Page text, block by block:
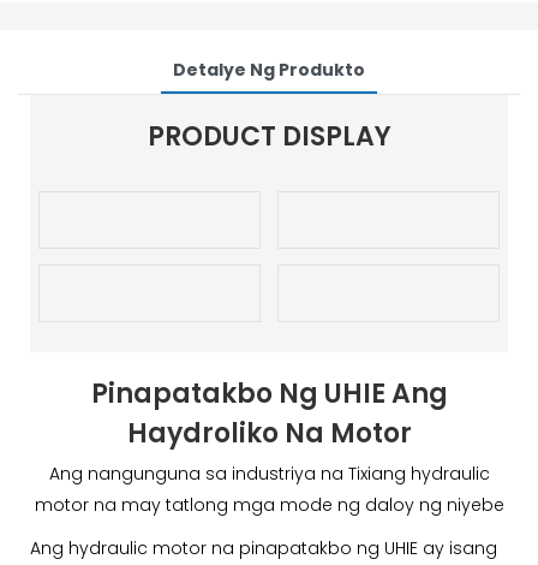
Detalye Ng Produkto
PRODUCT DISPLAY
Pinapatakbo Ng UHIE Ang
Haydroliko Na Motor
Ang nangunguna sa industriya na Tixiang hydraulic
motor na may tatlong mga mode ng daloy ng niyebe
Ang hydraulic motor na pinapatakbo ng UHIE ay isang